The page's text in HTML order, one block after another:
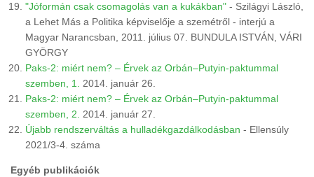
"Jóformán csak csomagolás van a kukákban" - Szilágyi László,
a Lehet Más a Politika képviselője a szemétről - interjú a
Magyar Narancsban, 2011. július 07. BUNDULA ISTVÁN, VÁRI
GYÖRGY
Paks-2: miért nem? – Érvek az Orbán–Putyin-paktummal
szemben, 1.
2014. január 26.
Paks-2: miért nem? – Érvek az Orbán–Putyin-paktummal
szemben, 2.
2014. január 27.
Újabb rendszerváltás a hulladékgazdálkodásban - Ellensúly
2021/3-4. száma
Egyéb publikációk